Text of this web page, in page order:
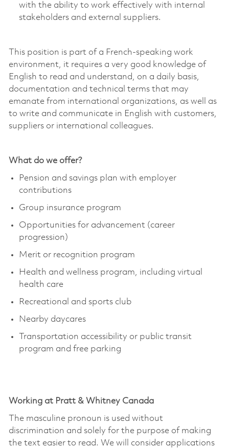
with the ability to work effectively with internal
stakeholders and external suppliers.
This position is part of a French-speaking work
environment, it requires a very good knowledge of
English to read and understand, on a daily basis,
documentation and technical terms that may
emanate from international organizations, as well as
to write and communicate in English with customers,
suppliers or international colleagues.
What do we offer?
Pension and savings plan with employer
contributions
Group insurance program
Opportunities for advancement (career
progression)
Merit or recognition program
Health and wellness program, including virtual
health care
Recreational and sports club
Nearby daycares
Transportation accessibility or public transit
program and free parking
Working at Pratt & Whitney Canada
The masculine pronoun is used without
discrimination and solely for the purpose of making
the text easier to read. We will consider applications